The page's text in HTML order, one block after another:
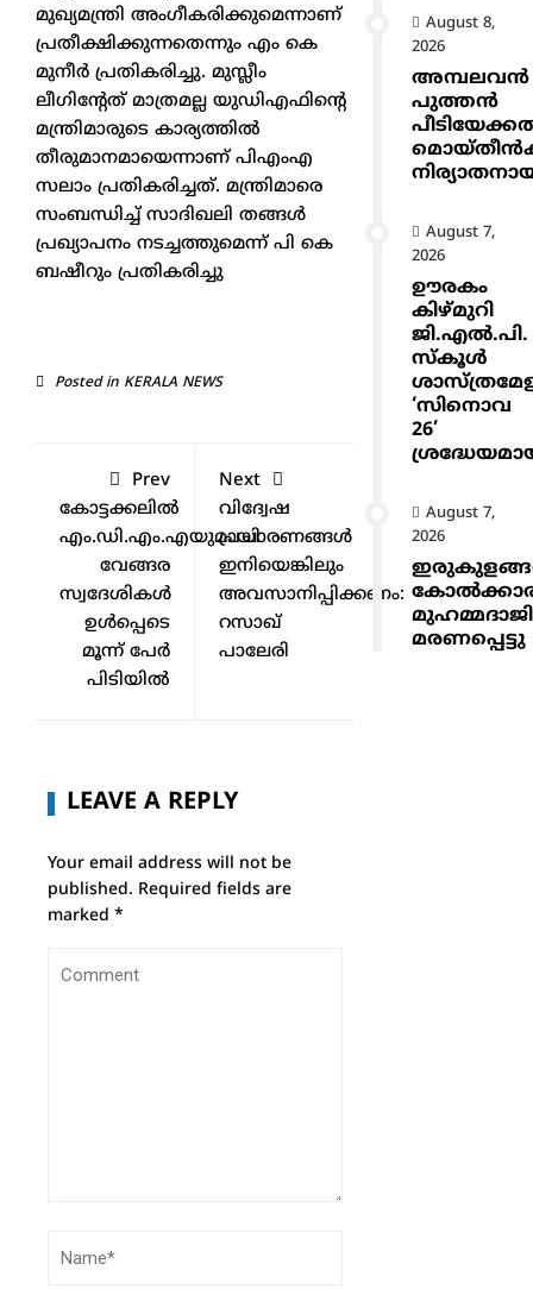
മുഖ്യമന്ത്രി അംഗീകരിക്കുമെന്നാണ്
പ്രതീക്ഷിക്കുന്നതെന്നും എം കെ
മുനീര്‍ പ്രതികരിച്ചു. മുസ്ലീം
ലീഗിന്റേത് മാത്രമല്ല യുഡിഎഫിന്റെ
മന്ത്രിമാരുടെ കാര്യത്തില്‍
തീരുമാനമായെന്നാണ് പിഎംഎ
സലാം പ്രതികരിച്ചത്. മന്ത്രിമാരെ
സംബന്ധിച്ച് സാദിഖലി തങ്ങള്‍
പ്രഖ്യാപനം നടച്ചത്തുമെന്ന് പി കെ
ബഷീറും പ്രതികരിച്ചു
Posted in KERALA NEWS
Prev
കോട്ടക്കലിൽ
എം.ഡി.എം.എയുമായി
വേങ്ങര
സ്വദേശികൾ
ഉൾപ്പെടെ
മൂന്ന് പേർ
പിടിയിൽ
Next
വിദ്വേഷ
പ്രചാരണങ്ങൾ
ഇനിയെങ്കിലും
അവസാനിപ്പിക്കണം:
റസാഖ്
പാലേരി
LEAVE A REPLY
Your email address will not be
published. Required fields are
marked *
August 8,
2026
അമ്പലവൻ
പുത്തൻ
August 7,
2026
ഊരകം
കിഴ്മുറി
ജി.എൽ.പി.
സ്കൂൾ
‘സിനൊവ
26’
August 7,
2026
മുഹമ്മദാജി
മരണപ്പെട്ടു